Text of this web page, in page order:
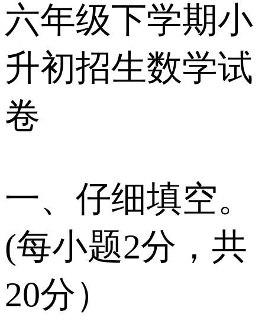
六年级下学期小
升初招生数学试
卷
一、仔细填空。
(每小题2分，共
20分）